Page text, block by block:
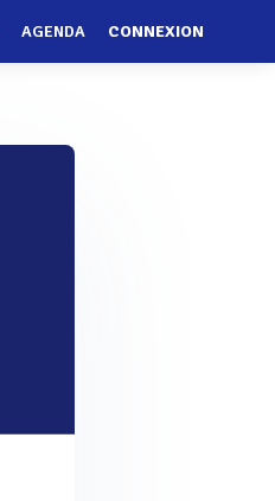
AGENDA CONNEXION